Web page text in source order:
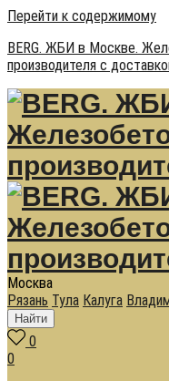
Перейти к содержимому
BERG. ЖБИ в Москве.
производителя с
Москва
Рязань Тула Калуга
Найти
0
0